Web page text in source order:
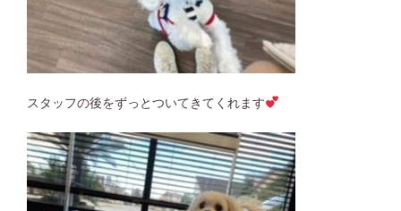
スタッフの後をずっとついてきてくれます